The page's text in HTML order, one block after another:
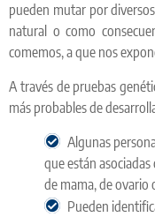
pueden mutar por
natural o como
comemos, a que nos
A través de pruebas
más probables de
Algunas
que están
de mama, de ovario
Pueden